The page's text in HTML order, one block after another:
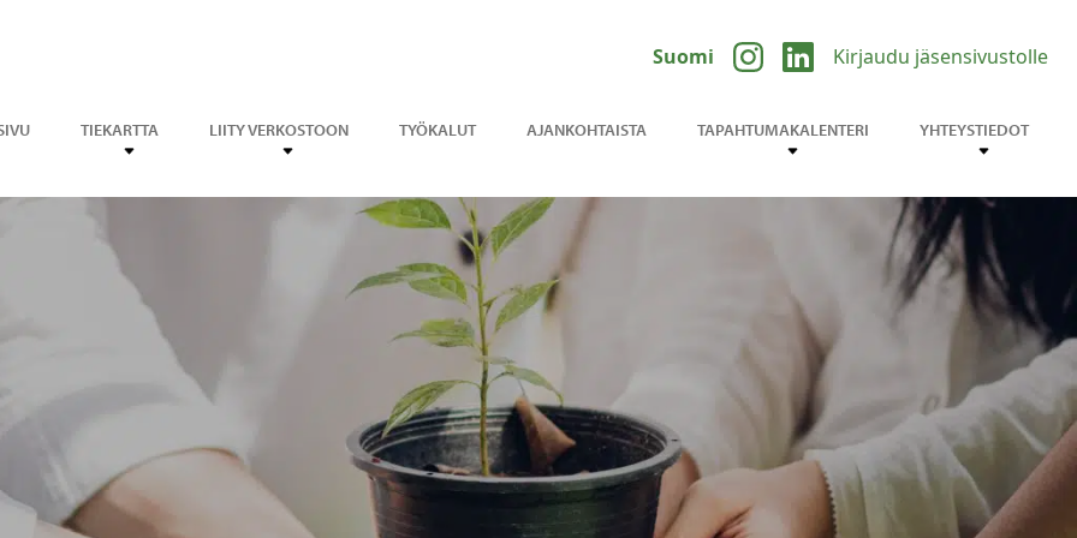
TIEKARTTA LIITY VERKOSTOON TYÖKALUT AJANKOHTAISTA TAPAHTUMAKALENTERI YHTEYSTIEDOT
Suomi Kirjaudu jäsensivustolle